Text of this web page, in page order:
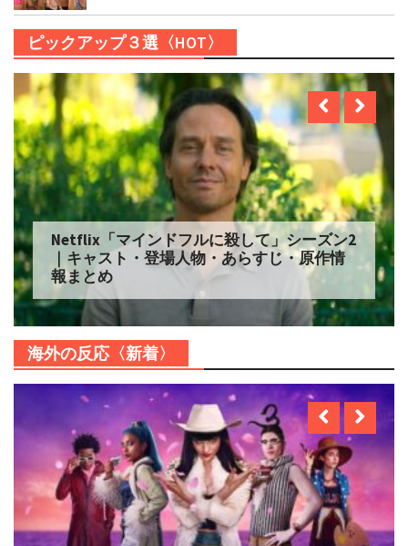
ピックアップ３選〈HOT〉
Netflix「自由研究には向かない殺人」シー
ズン2 配信へ｜キャスト・登場人物・あらす
じ・原作情報まとめ
海外の反応〈新着〉